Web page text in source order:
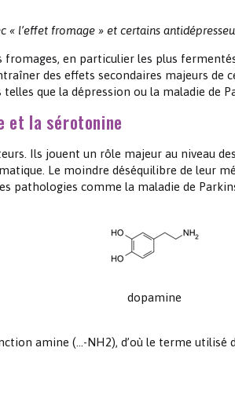
« l’effet fromage » et certains
fromages, en particulier les plus
des effets secondaires majeurs
telles que la dépression ou la maladie de
et la sérotonine
Ils jouent un rôle majeur au niveau
Le moindre déséquilibre de leur
pathologies comme la maladie de
dopamine
amine (…-NH2), d’où le terme utilisé
Réactions en un clin d’oeil
Fiches métiers